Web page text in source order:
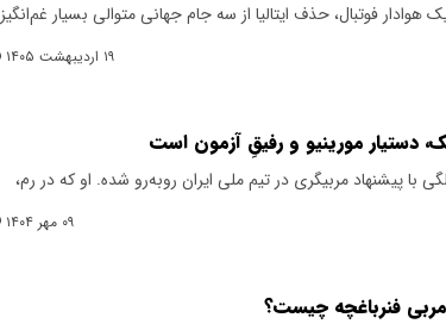
فوتبال، حذف ایتالیا از سه جام جهانی متوالی بسیار غم‌انگیز
۱۹ اردیبهشت ۱۴۰۵
دستیار مورینیو و رفیقِ آزمون است
اکنون مربی آزاد است و در ۳۷ سالگی با پیشنهاد مربیگری در تیم ملی ایران روبه‌رو شده. او که در رم،
۰۹ مهر ۱۴۰۴
فنرباغچه چیست؟